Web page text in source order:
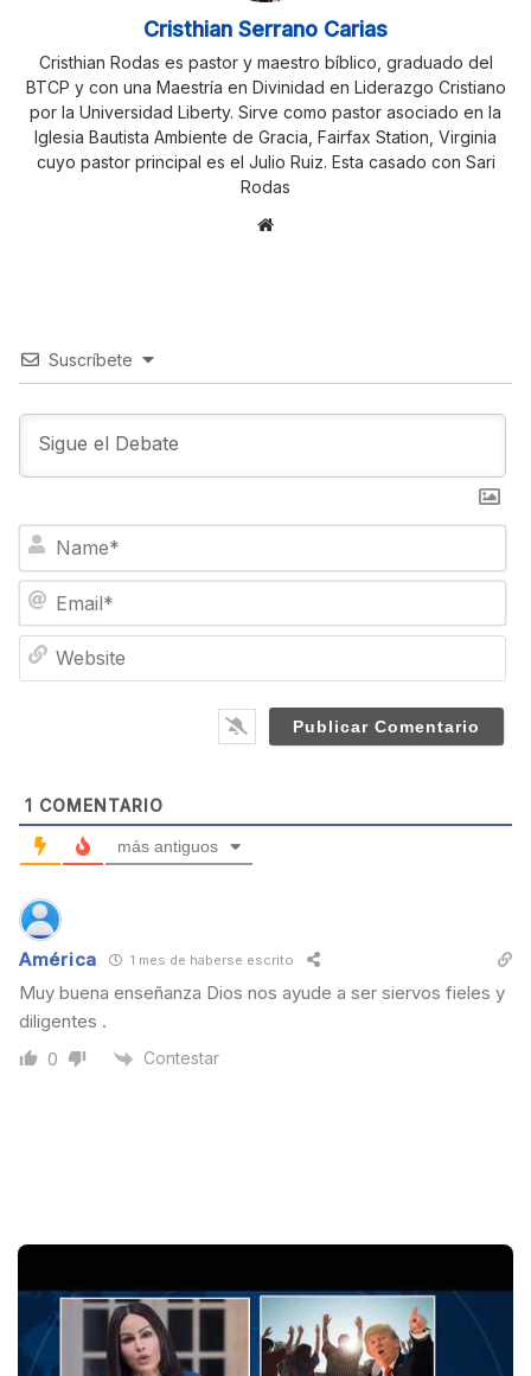
Cristhian Serrano Carias
Cristhian Rodas es pastor y maestro bíblico, graduado del
BTCP y con una Maestría en Divinidad en Liderazgo Cristiano
por la Universidad Liberty. Sirve como pastor asociado en la
Iglesia Bautista Ambiente de Gracia, Fairfax Station, Virginia
cuyo pastor principal es el Julio Ruiz. Esta casado con Sari
Rodas
Suscríbete
m
a
b
1 COMENTARIO
más antiguos
América 1 mes de haberse escrito
Muy buena enseñanza Dios nos ayude a ser siervos fieles y
diligentes .
0 Contestar